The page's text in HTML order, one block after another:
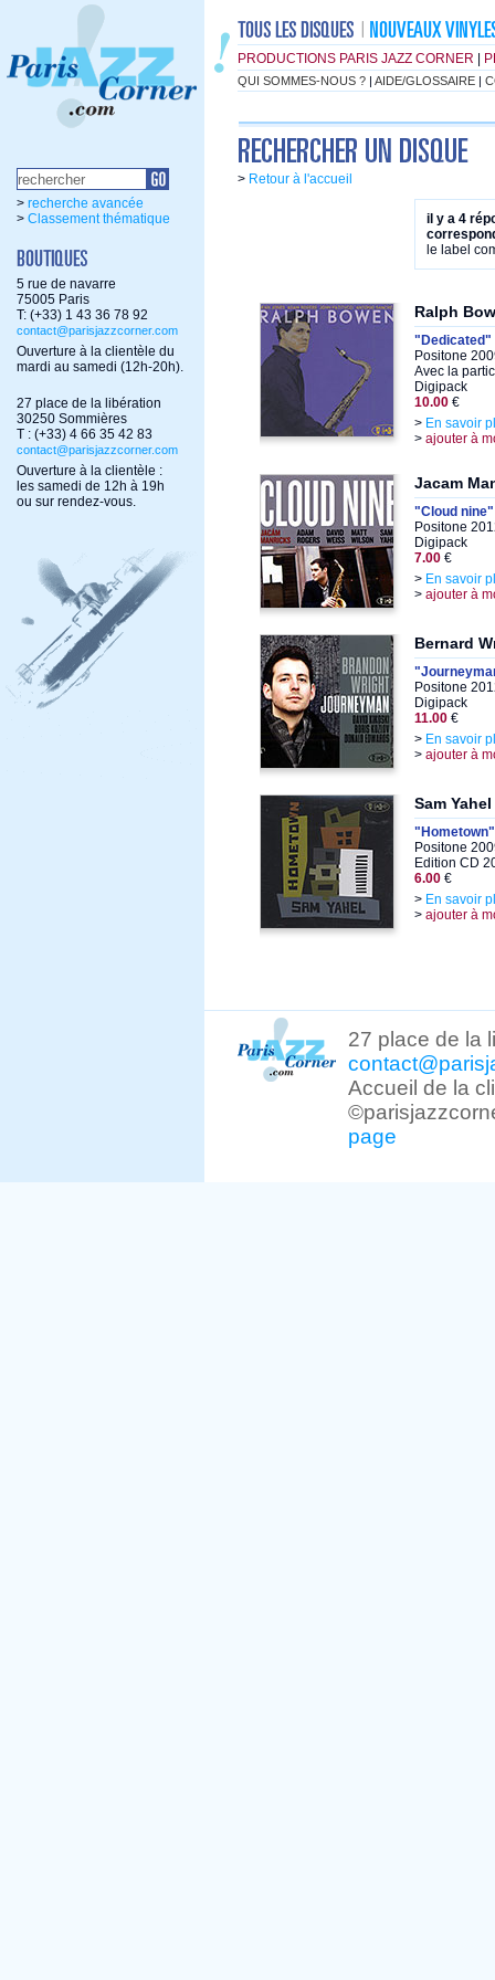
PRODUCTIONS PARIS JAZZ CORNER
QUI SOMMES-NOUS ? | AIDE/GLOSSAIRE |
> recherche avancée
> Classement thématique
5 rue de navarre
75005 Paris
T: (+33) 1 43 36 78 92
contact@parisjazzcorner.com
Ouverture à la clientèle du
mardi au samedi (12h-20h).
27 place de la libération
30250 Sommières
T : (+33) 4 66 35 42 83
contact@parisjazzcorner.com
Ouverture à la clientèle :
les samedi de 12h à 19h
ou sur rendez-vous.
> Retour à l'accueil
il y a 4
le label
Ralph
"Dedicated"
Positone
Avec la
Digipack
10.00 €
> En savoir
> ajouter à
Jacam
"Cloud nine"
Positone
Digipack
7.00 €
> En savoir
> ajouter à
Bernard
Positone
Digipack
11.00 €
> En savoir
> ajouter à
Sam Yahel
"Hometown"
Positone
Edition CD
6.00 €
> En savoir
> ajouter à
27 place de la
Accueil de la
page